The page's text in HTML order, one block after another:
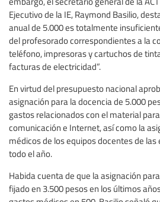
Ejecutivo de la IE, Raymond Basilio,
anual de 5.000 es totalmente
del profesorado correspondientes a la
teléfono, impresoras y cartuchos de
facturas de electricidad”.
En virtud del presupuesto nacional
asignación para la docencia de 5.000
gastos relacionados con el material
comunicación e Internet, así como la
médicos de los equipos docentes de las
todo el año.
Habida cuenta de que la asignación
fijado en 3.500 pesos en los últimos